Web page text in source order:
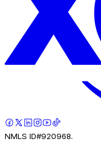
NMLS ID#920968.